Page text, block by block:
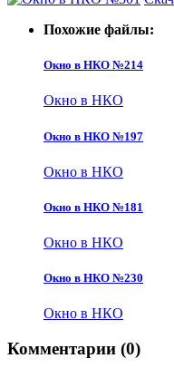
Похожие файлы:
Окно в НКО №214
Окно в НКО
Окно в НКО №197
Окно в НКО
Окно в НКО №181
Окно в НКО
Окно в НКО №230
Окно в НКО
Комментарии (0)